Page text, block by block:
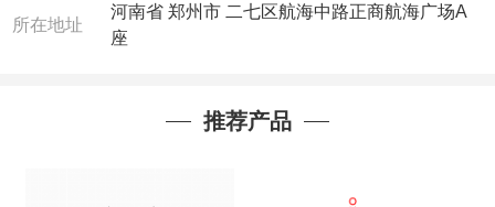
所在地址
河南省 郑州市 二七区航海中路正商航海广场A
座
推荐产品